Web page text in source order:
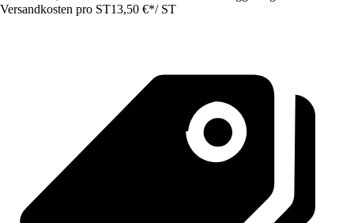
Versandkosten pro ST13,50 €*/ ST